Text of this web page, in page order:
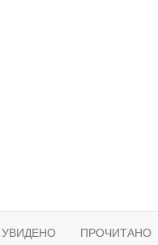
УВИДЕНО
ПРОЧИТАНО